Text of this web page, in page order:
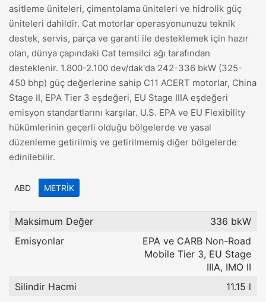
asitleme üniteleri, çimentolama üniteleri ve hidrolik güç
üniteleri dahildir. Cat motorlar operasyonunuzu teknik
destek, servis, parça ve garanti ile desteklemek için hazır
olan, dünya çapındaki Cat temsilci ağı tarafından
desteklenir. 1.800-2.100 dev/dak'da 242-336 bkW (325-
450 bhp) güç değerlerine sahip C11 ACERT motorlar, China
Stage II, EPA Tier 3 eşdeğeri, EU Stage IIIA eşdeğeri
emisyon standartlarını karşılar. U.S. EPA ve EU Flexibility
hükümlerinin geçerli olduğu bölgelerde ve yasal
düzenleme getirilmiş ve getirilmemiş diğer bölgelerde
edinilebilir.
ABD METRIK
Maksimum Değer
336 bkW
Emisyonlar
EPA ve CARB Non-Road
Mobile Tier 3, EU Stage
IIIA, IMO II
Silindir Hacmi
11.15 l